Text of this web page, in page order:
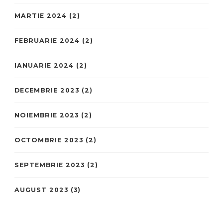
MARTIE 2024 (2)
FEBRUARIE 2024 (2)
IANUARIE 2024 (2)
DECEMBRIE 2023 (2)
NOIEMBRIE 2023 (2)
OCTOMBRIE 2023 (2)
SEPTEMBRIE 2023 (2)
AUGUST 2023 (3)